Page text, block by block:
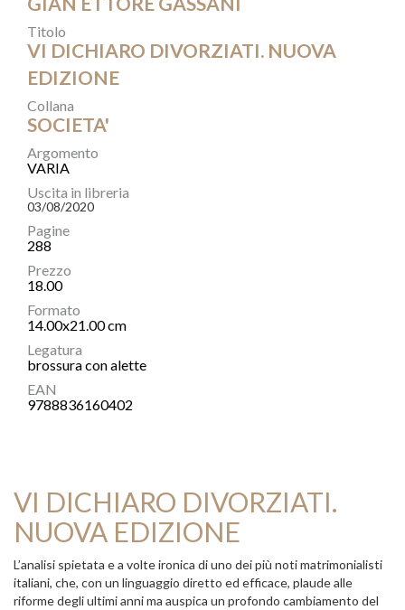
Titolo
VI DICHIARO DIVORZIATI. NUOVA
EDIZIONE
Collana
SOCIETA'
Argomento
VARIA
Uscita in libreria
03/08/2020
Pagine
288
Prezzo
18.00
Formato
14.00x21.00 cm
Legatura
brossura con alette
EAN
9788836160402
VI DICHIARO DIVORZIATI.
NUOVA EDIZIONE
L’analisi spietata e a volte ironica di uno dei più noti matrimonialisti
italiani, che, con un linguaggio diretto ed efficace, plaude alle
riforme degli ultimi anni ma auspica un profondo cambiamento del